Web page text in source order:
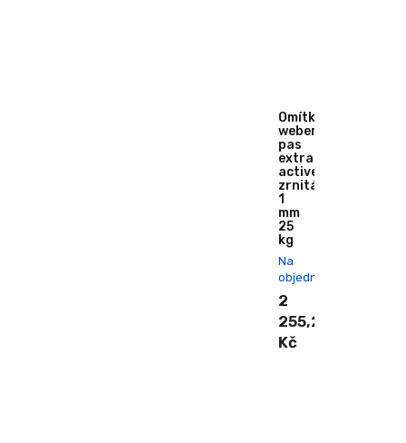
Omítka
weber
pas
extraClean
active
zrnitá
1
mm
25
kg
Na
objednání
2
255,20
Kč